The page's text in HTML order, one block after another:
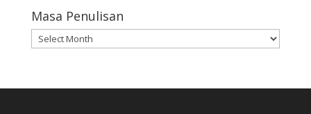
Masa Penulisan
Masa
Penulisan